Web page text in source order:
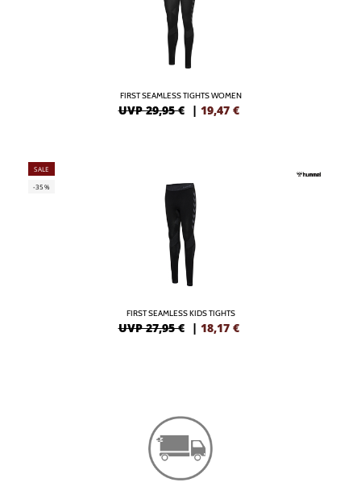
FIRST SEAMLESS TIGHTS WOMEN
UVP 29,95 € | 19,47 €
SALE
-35%
FIRST SEAMLESS KIDS TIGHTS
UVP 27,95 € | 18,17 €